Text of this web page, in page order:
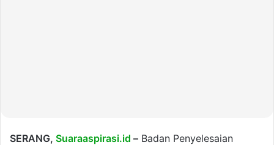
SERANG, Suaraaspirasi.id – Badan Penyelesaian